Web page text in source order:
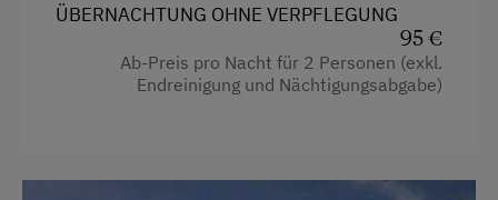
Wandern
Wintersport
Wasserkocher
Küche
Küchenausstattung
Haupthaus
ÜBERNACHTUNG OHNE VERPFLEGUNG
95 €
Ab-Preis pro Nacht für 2 Personen (exkl.
Endreinigung und Nächtigungsabgabe)